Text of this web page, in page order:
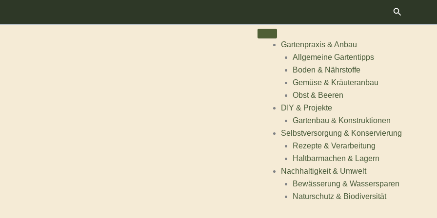
Suchen
Gartenpraxis & Anbau
Allgemeine Gartentipps
Boden & Nährstoffe
Gemüse & Kräuteranbau
Obst & Beeren
DIY & Projekte
Gartenbau & Konstruktionen
Selbstversorgung & Konservierung
Rezepte & Verarbeitung
Haltbarmachen & Lagern
Nachhaltigkeit & Umwelt
Bewässerung & Wassersparen
Naturschutz & Biodiversität